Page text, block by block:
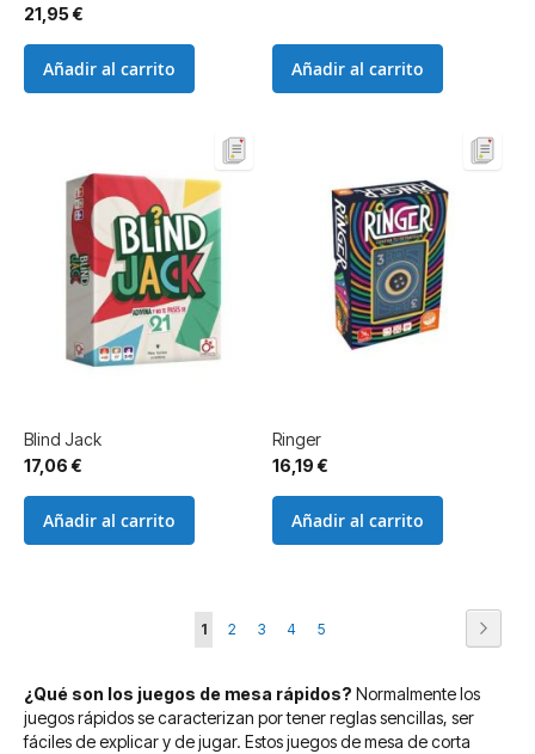
86%
21,95 €
Añadir al carrito Añadir al carrito
Blind Jack
17,06 €
Añadir al carrito
Ringer
16,19 €
Añadir al carrito
Página
Actualmente
leyendo
página
1 Página
2 Página
3 Página
4 Página
5
¿Qué son los juegos de mesa rápidos? Normalmente los
juegos rápidos se caracterizan por tener reglas sencillas, ser
fáciles de explicar y de jugar. Estos juegos de mesa de corta